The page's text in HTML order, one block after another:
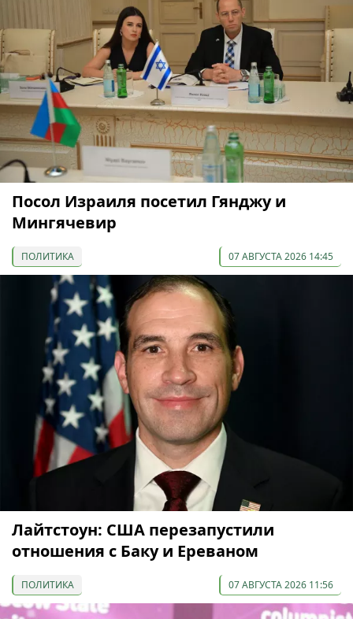
Посол Израиля посетил Гянджу и
Мингячевир
ПОЛИТИКА 07 АВГУСТА 2026 14:45
Лайтстоун: США перезапустили
отношения с Баку и Ереваном
ПОЛИТИКА 07 АВГУСТА 2026 11:56